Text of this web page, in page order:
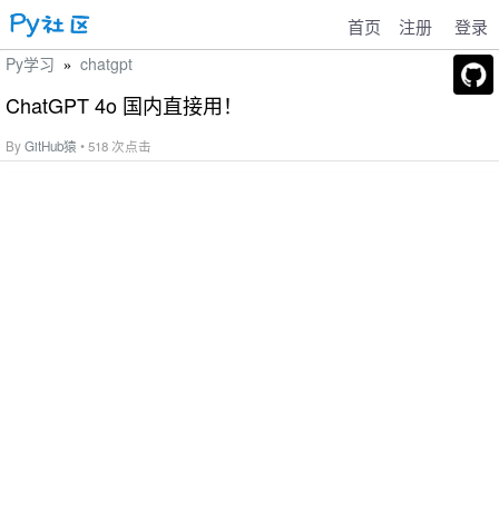
首页 注册 登录
Py学习 » chatgpt
ChatGPT 4o 国内直接用！
ByGitHub猿 • 518 次点击